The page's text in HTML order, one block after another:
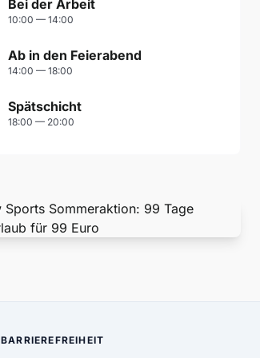
Bei der Arbeit
10:00 — 14:00
Ab in den Feierabend
14:00 — 18:00
Spätschicht
18:00 — 20:00
BARRIEREFREIHEIT